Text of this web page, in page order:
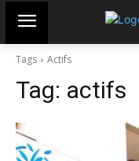
Tags Actifs
Tag: actifs